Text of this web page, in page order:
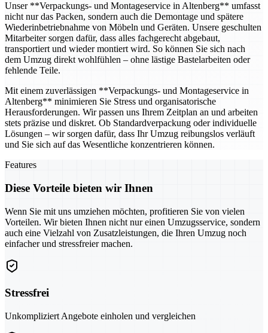
Unser **Verpackungs- und Montageservice in Altenberg** umfasst
nicht nur das Packen, sondern auch die Demontage und spätere
Wiederinbetriebnahme von Möbeln und Geräten. Unsere geschulten
Mitarbeiter sorgen dafür, dass alles fachgerecht abgebaut,
transportiert und wieder montiert wird. So können Sie sich nach
dem Umzug direkt wohlfühlen – ohne lästige Bastelarbeiten oder
fehlende Teile.
Mit einem zuverlässigen **Verpackungs- und Montageservice in
Altenberg** minimieren Sie Stress und organisatorische
Herausforderungen. Wir passen uns Ihrem Zeitplan an und arbeiten
stets präzise und diskret. Ob Standardverpackung oder individuelle
Lösungen – wir sorgen dafür, dass Ihr Umzug reibungslos verläuft
und Sie sich auf das Wesentliche konzentrieren können.
Features
Diese Vorteile bieten wir Ihnen
Wenn Sie mit uns umziehen möchten, profitieren Sie von vielen
Vorteilen. Wir bieten Ihnen nicht nur einen Umzugsservice, sondern
auch eine Vielzahl von Zusatzleistungen, die Ihren Umzug noch
einfacher und stressfreier machen.
Stressfrei
Unkompliziert Angebote einholen und vergleichen